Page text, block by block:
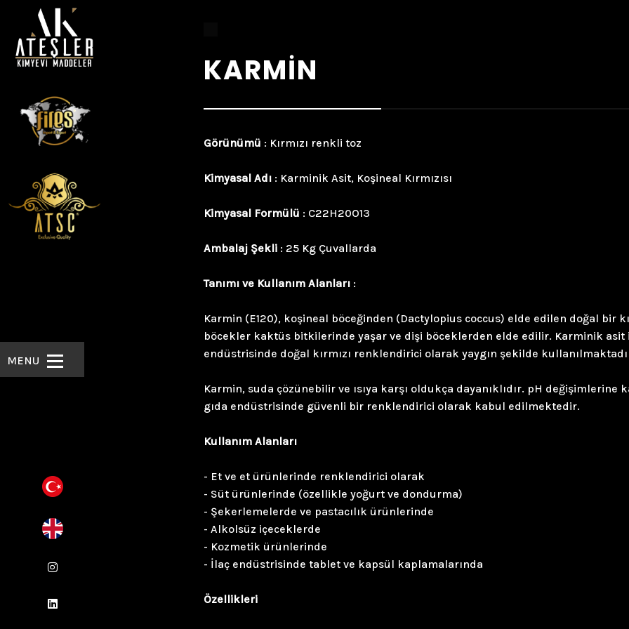
KARMİN
Görünümü : Kırmızı renkli toz
Kimyasal Adı : Karminik Asit, Koşineal Kırmızısı
Kimyasal Formülü : C22H20O13
Ambalaj Şekli : 25 Kg Çuvallarda
Tanımı ve Kullanım Alanları :
Karmin (E120), koşineal böceğinden (Dactylopius coccus) elde edilen doğal bir
böcekler kaktüs bitkilerinde yaşar ve dişi böceklerden elde edilir. Karminik asit
endüstrisinde doğal kırmızı renklendirici olarak yaygın şekilde
Karmin, suda çözünebilir ve ısıya karşı oldukça dayanıklıdır. pH değişimlerine
gıda endüstrisinde güvenli bir renklendirici olarak kabul edilmektedir.
Kullanım Alanları
- Et ve et ürünlerinde renklendirici olarak
- Süt ürünlerinde (özellikle yoğurt ve dondurma)
- Şekerlemelerde ve pastacılık ürünlerinde
- Alkolsüz içeceklerde
- Kozmetik ürünlerinde
- İlaç endüstrisinde tablet ve kapsül kaplamalarında
Özellikleri